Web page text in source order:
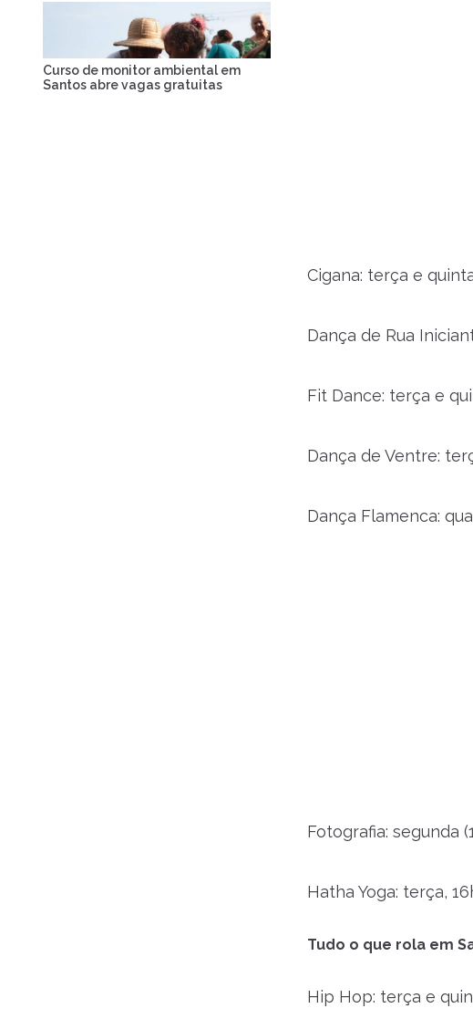
Cigana: terça e
Dança de Rua
Fit Dance: terça e
Dança de Ventre:
Dança Flamenca:
Fotografia: segunda
Hatha Yoga: terça,
Tudo o que rola em
Hip Hop: terça e
Curso de monitor ambiental em
Santos abre vagas gratuitas